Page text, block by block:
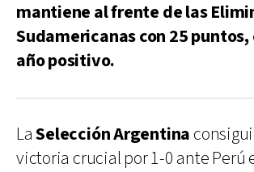
mantiene al frente de las
Sudamericanas con 25 puntos,
año positivo.
LaSelección Argentina
victoria crucial por 1-0 ante Perú